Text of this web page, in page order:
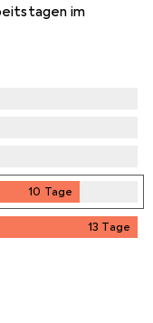
im
10 Tage
13 Tage